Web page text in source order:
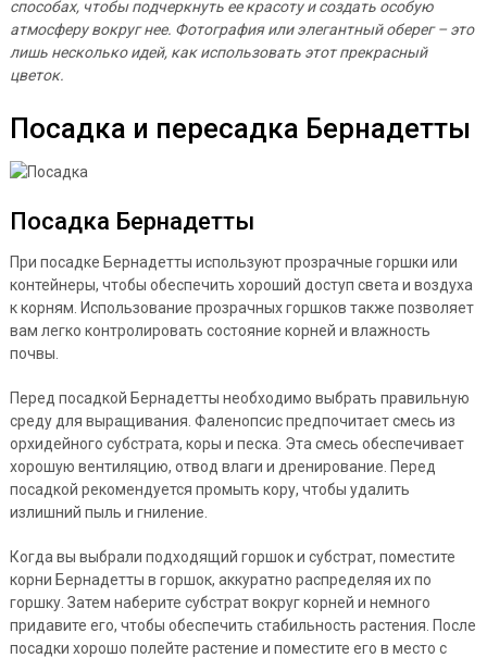
способах, чтобы подчеркнуть ее красоту и создать особую
атмосферу вокруг нее. Фотография или элегантный оберег – это
лишь несколько идей, как использовать этот прекрасный
цветок.
Посадка и пересадка Бернадетты
Посадка Бернадетты
При посадке Бернадетты используют прозрачные горшки или
контейнеры, чтобы обеспечить хороший доступ света и воздуха
к корням. Использование прозрачных горшков также позволяет
вам легко контролировать состояние корней и влажность
почвы.
Перед посадкой Бернадетты необходимо выбрать правильную
среду для выращивания. Фаленопсис предпочитает смесь из
орхидейного субстрата, коры и песка. Эта смесь обеспечивает
хорошую вентиляцию, отвод влаги и дренирование. Перед
посадкой рекомендуется промыть кору, чтобы удалить
излишний пыль и гниление.
Когда вы выбрали подходящий горшок и субстрат, поместите
корни Бернадетты в горшок, аккуратно распределяя их по
горшку. Затем наберите субстрат вокруг корней и немного
придавите его, чтобы обеспечить стабильность растения. После
посадки хорошо полейте растение и поместите его в место с